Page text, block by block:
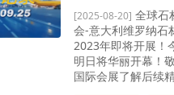
[2025-08-20] 全球石
会-意大利维罗纳石
2023年即将开展！
明日将华丽开幕！
国际会展了解后续